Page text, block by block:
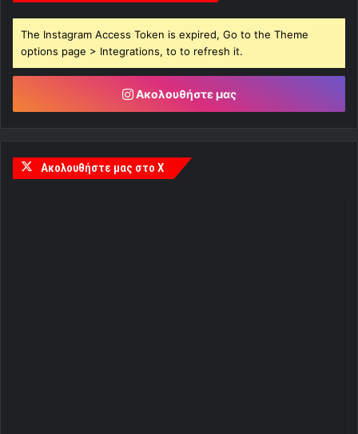
The Instagram Access Token is expired, Go to the Theme
options page > Integrations, to to refresh it.
Ακολουθήστε μας
Ακολουθήστε μας στο X